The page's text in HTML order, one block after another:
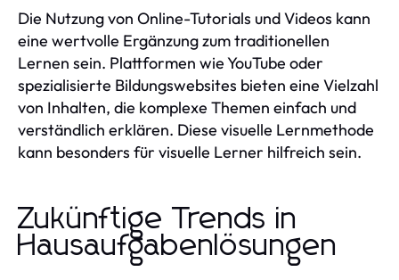
Die Nutzung von Online-Tutorials und Videos kann
eine wertvolle Ergänzung zum traditionellen
Lernen sein. Plattformen wie YouTube oder
spezialisierte Bildungswebsites bieten eine Vielzahl
von Inhalten, die komplexe Themen einfach und
verständlich erklären. Diese visuelle Lernmethode
kann besonders für visuelle Lerner hilfreich sein.
Zukünftige Trends in
Hausaufgabenlösungen